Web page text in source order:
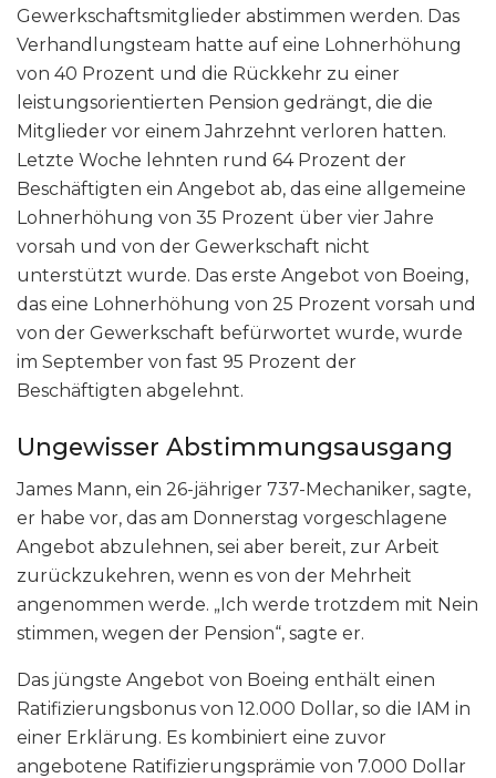
Gewerkschaftsmitglieder abstimmen werden. Das
Verhandlungsteam hatte auf eine Lohnerhöhung
von 40 Prozent und die Rückkehr zu einer
leistungsorientierten Pension gedrängt, die die
Mitglieder vor einem Jahrzehnt verloren hatten.
Letzte Woche lehnten rund 64 Prozent der
Beschäftigten ein Angebot ab, das eine allgemeine
Lohnerhöhung von 35 Prozent über vier Jahre
vorsah und von der Gewerkschaft nicht
unterstützt wurde. Das erste Angebot von Boeing,
das eine Lohnerhöhung von 25 Prozent vorsah und
von der Gewerkschaft befürwortet wurde, wurde
im September von fast 95 Prozent der
Beschäftigten abgelehnt.
Ungewisser Abstimmungsausgang
James Mann, ein 26-jähriger 737-Mechaniker, sagte,
er habe vor, das am Donnerstag vorgeschlagene
Angebot abzulehnen, sei aber bereit, zur Arbeit
zurückzukehren, wenn es von der Mehrheit
angenommen werde. „Ich werde trotzdem mit Nein
stimmen, wegen der Pension“, sagte er.
Das jüngste Angebot von Boeing enthält einen
Ratifizierungsbonus von 12.000 Dollar, so die IAM in
einer Erklärung. Es kombiniert eine zuvor
angebotene Ratifizierungsprämie von 7.000 Dollar